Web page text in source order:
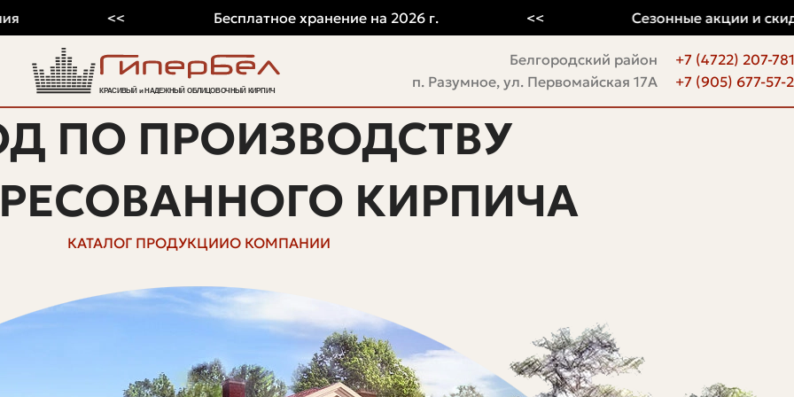
Белгородский район
п. Разумное, ул. Первомайская 17А
+7 (4722) 207-781
+7 (905) 677-57-
ПО ПРОИЗВОДСТВУ
КИРПИЧА
КАТАЛОГ ПРОДУКЦИИО КОМПАНИИ
Бесплатное хранение на 2026 г. Сезонные акции и скидки